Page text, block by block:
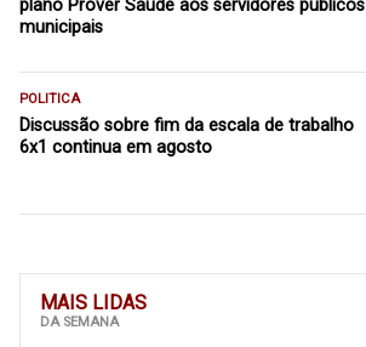
MAIS LIDAS
DA SEMANA
plano Prover Saúde aos servidores públicos
municipais
POLITICA
Discussão sobre fim da escala de trabalho
6x1 continua em agosto